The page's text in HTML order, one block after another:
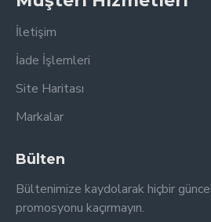
İletişim
İade İşlemleri
Site Haritası
Markalar
Bülten
Bültenimize kaydolarak hiçbir
promosyonu kaçırmayın.